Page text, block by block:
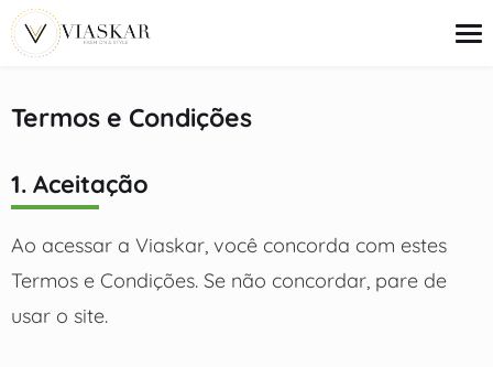
conteúdo
Ideias de Looks
Beleza
Ofertas
Guias de Compra
Termos e Condições
1. Aceitação
Ao acessar a Viaskar, você concorda com estes
Termos e Condições. Se não concordar, pare de
usar o site.